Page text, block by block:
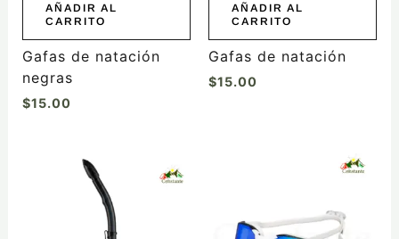
AÑADIR AL
CARRITO
Gafas de natación
negras
$15.00
AÑADIR AL
CARRITO
Gafas de natación
$15.00
múltiples